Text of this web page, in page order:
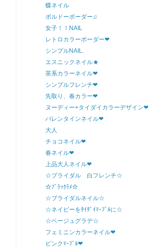
蝶ネイル
ボルドーボーダー♫
女子！！NAIL
レトロカラーボーダー❤
シンプルNAIL.
エスニックネイル★
茶系カラーネイル❤
シンプルフレンチ❤
先取り、春カラー❤
ヌーディー+タイダイカラーデザイン❤
バレンタインネイル❤
大人
チョコネイル❤
春ネイル❤
上品大人ネイル❤
☆ブライダル 白フレンチ☆
☆ﾌﾞﾗｯｸﾗﾒ☆
☆ブライダルネイル☆
☆ネイビーをﾀｲﾀﾞｲﾏｰﾌﾞﾙに☆
☆ベージュグラデ☆
フェミニンカラーネイル❤
ピンクﾏｰﾌﾞﾙ❤